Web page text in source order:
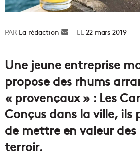
La rédaction
Envoyer22 mars 2019
Une jeune entreprise
propose des rhums
« provençaux » : Les
Conçus dans la ville, ils
de mettre en valeur
terroir.